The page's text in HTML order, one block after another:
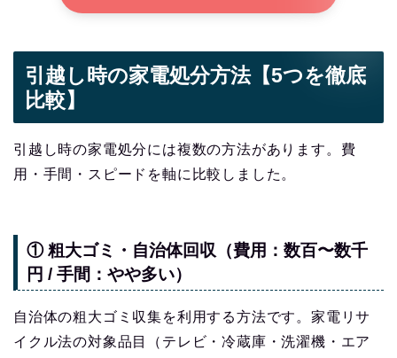
引越し時の家電処分方法【5つを徹底
比較】
引越し時の家電処分には複数の方法があります。費
用・手間・スピードを軸に比較しました。
① 粗大ゴミ・自治体回収（費用：数百〜数千
円 / 手間：やや多い）
自治体の粗大ゴミ収集を利用する方法です。家電リサ
イクル法の対象品目（テレビ・冷蔵庫・洗濯機・エア